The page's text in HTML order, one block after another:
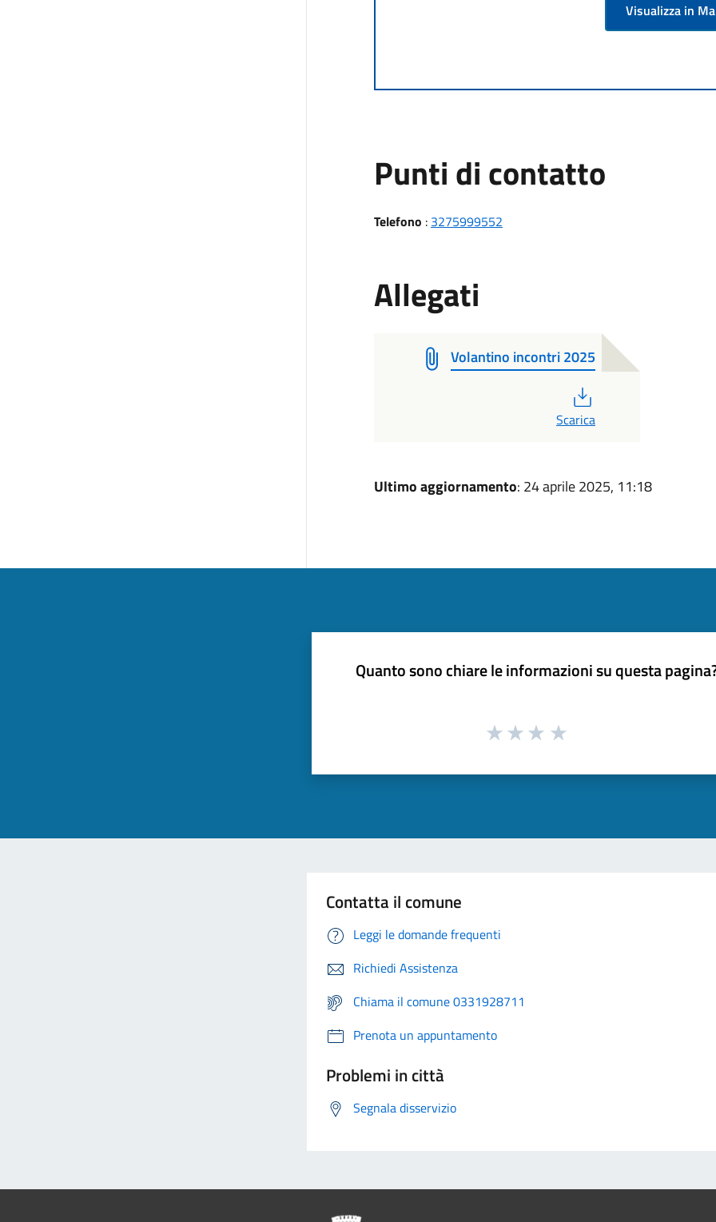
Visualizza in
Punti di contatto
Telefono : 3275999552
Allegati
Volantino incontri 2025
Scarica
Ultimo aggiornamento: 24 aprile 2025, 11:18
Quanto sono chiare le informazioni su questa
Contatta il comune
Leggi le domande frequenti
Richiedi Assistenza
Chiama il comune 0331928711
Prenota un appuntamento
Problemi in città
Segnala disservizio